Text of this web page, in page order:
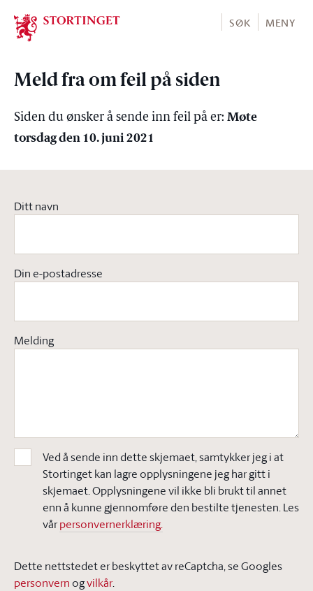
Stortinget.no
SØK MENY
Meld fra om feil på siden
Siden du ønsker å sende inn feil på er: Møte
torsdag den 10. juni 2021
Ditt navn
Din e-postadresse
Melding
Ved å sende inn dette skjemaet, samtykker jeg i at
Stortinget kan lagre opplysningene jeg har gitt i
skjemaet. Opplysningene vil ikke bli brukt til annet
enn å kunne gjennomføre den bestilte tjenesten. Les
vårpersonvernerklæring.
Dette nettstedet er beskyttet av reCaptcha, se Googles
personvern ogvilkår.